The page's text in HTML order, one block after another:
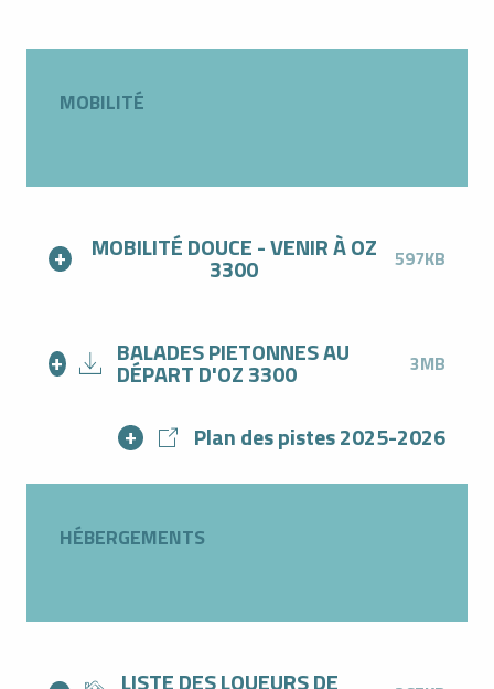
MOBILITÉ
MOBILITÉ DOUCE - VENIR À OZ
3300 597KB
BALADES PIETONNES AU
DÉPART D'OZ 3300 3MB
Plan des pistes 2025-2026
HÉBERGEMENTS
LISTE DES LOUEURS DE